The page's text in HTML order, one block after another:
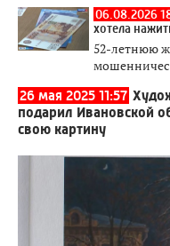
06.08.2026
хотела
52-летнюю
26 мая 2025 11:57
подарил Ивановской
свою картину